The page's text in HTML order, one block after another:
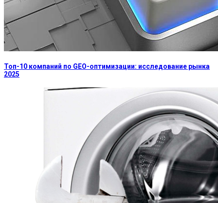
Топ-10 компаний по GEO-оптимизации: исследование рынка
2025